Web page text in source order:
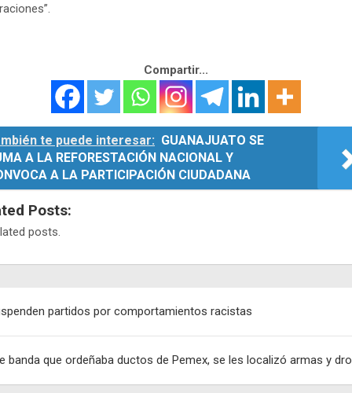
Compartir...
te puede interesar: GUANAJUATO SE
A LA REFORESTACIÓN NACIONAL Y
A LA PARTICIPACIÓN CIUDADANA
Posts:
posts.
partidos por comportamientos racistas
banda que ordeñaba ductos de Pemex, se les localizó armas y